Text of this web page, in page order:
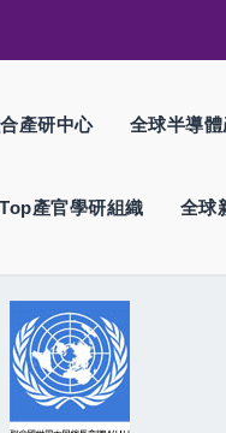
產研中心 全球半導
產官學研組織 全球